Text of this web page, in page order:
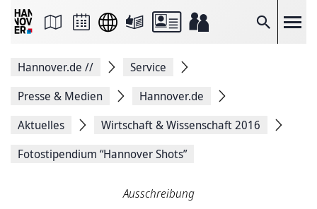
Suche
Seite
Facebook
teilen
Seitenlink
Seite
Hannover.de //
Service
Presse & Medien
Hannover.de
Aktuelles
Wirtschaft & Wissenschaft 2016
Fotostipendium “Hannover Shots”
Ausschreibung